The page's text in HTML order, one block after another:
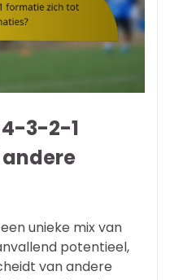
3-2-1
unieke mix van
potentieel,
van andere